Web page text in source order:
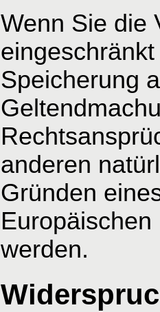
Wenn Sie die
Speicherung
anderen
Gründen
werden.